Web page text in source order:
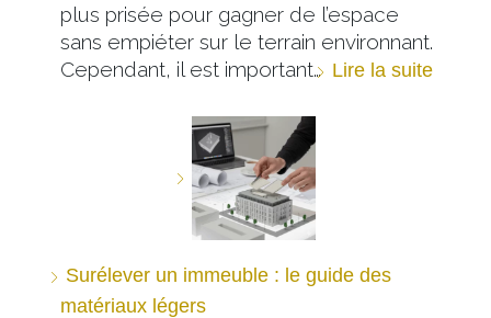
plus prisée pour gagner de l’espace
sans empiéter sur le terrain environnant.
Cependant, il est important… Lire la suite
Surélever un immeuble : le guide des
matériaux légers